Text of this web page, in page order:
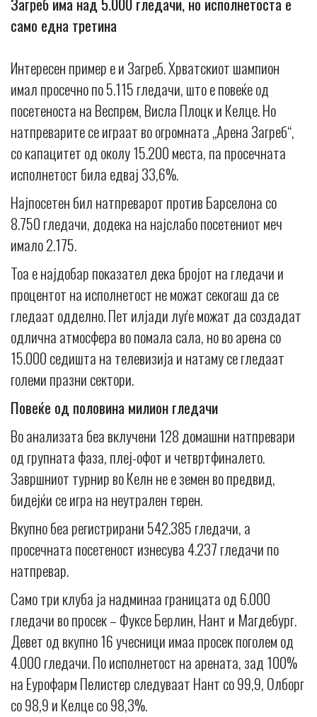
само една третина
Интересен пример е и Загреб. Хрватскиот шампион
имал просечно по 5.115 гледачи, што е повеќе од
посетеноста на Веспрем, Висла Плоцк и Келце. Но
натпреварите се играат во огромната „Арена Загреб“,
со капацитет од околу 15.200 места, па просечната
исполнетост била едвај 33,6%.
Најпосетен бил натпреварот против Барселона со
8.750 гледачи, додека на најслабо посетениот меч
имало 2.175.
Тоа е најдобар показател дека бројот на гледачи и
процентот на исполнетост не можат секогаш да се
гледаат одделно. Пет илјади луѓе можат да создадат
одлична атмосфера во помала сала, но во арена со
15.000 седишта на телевизија и натаму се гледаат
големи празни сектори.
Повеќе од половина милион гледачи
Во анализата беа вклучени 128 домашни натпревари
од групната фаза, плеј-офот и четвртфиналето.
Завршниот турнир во Келн не е земен во предвид,
бидејќи се игра на неутрален терен.
Вкупно беа регистрирани 542.385 гледачи, а
просечната посетеност изнесува 4.237 гледачи по
натпревар.
Само три клуба ја надминаа границата од 6.000
гледачи во просек – Фуксе Берлин, Нант и Магдебург.
Девет од вкупно 16 учесници имаа просек поголем од
4.000 гледачи. По исполнетост на арената, зад 100%
на Еурофарм Пелистер следуваат Нант со 99,9, Олборг
со 98,9 и Келце со 98,3%.